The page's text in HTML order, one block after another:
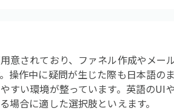
意されており、ファネル作成やメ
操作中に疑問が生じた際も日本語
すい環境が整っています。英語の
場合に適した選択肢といえます。